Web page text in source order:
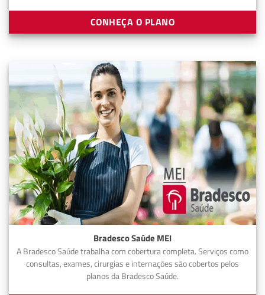
CONHEÇA O PLANO
Bradesco Saúde MEI
A Bradesco Saúde trabalha com cobertura completa. Serviços como
consultas, exames, cirurgias e internações são cobertos pelos
planos da Bradesco Saúde.